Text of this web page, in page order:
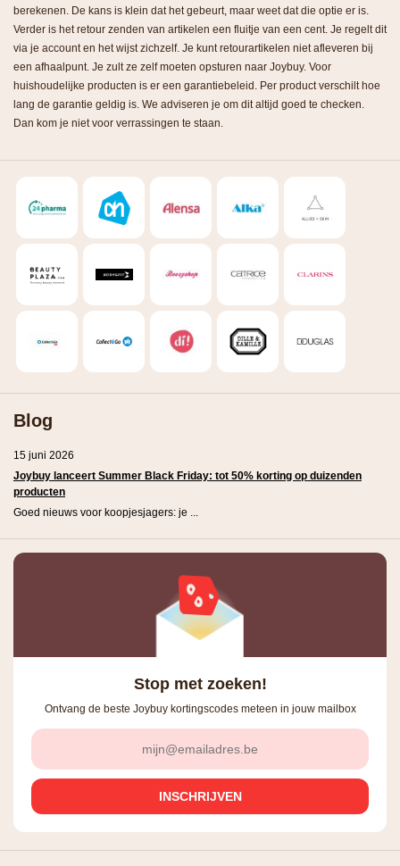
berekenen. De kans is klein dat het gebeurt, maar weet dat die optie er is.
Verder is het retour zenden van artikelen een fluitje van een cent. Je regelt dit
via je account en het wijst zichzelf. Je kunt retourartikelen niet afleveren bij
een afhaalpunt. Je zult ze zelf moeten opsturen naar Joybuy. Voor
huishoudelijke producten is er een garantiebeleid. Per product verschilt hoe
lang de garantie geldig is. We adviseren je om dit altijd goed te checken.
Dan kom je niet voor verrassingen te staan.
Blog
15 juni 2026
Joybuy lanceert Summer Black Friday: tot 50% korting op duizenden
producten
Goed nieuws voor koopjesjagers: je ...
Stop met zoeken!
Ontvang de beste Joybuy kortingscodes meteen in jouw mailbox